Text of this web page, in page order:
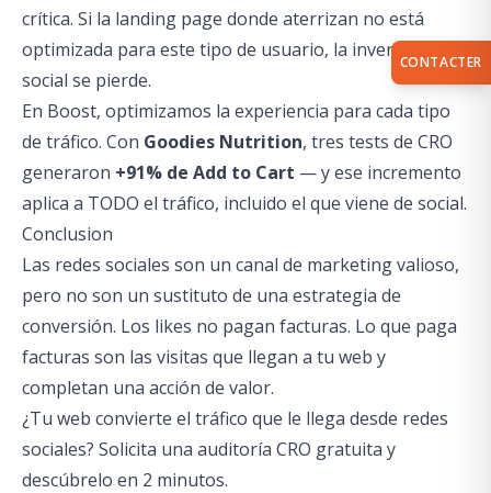
crítica. Si la landing page donde aterrizan no está
optimizada para este tipo de usuario, la inversión en
social se pierde.
En Boost, optimizamos la experiencia para cada tipo
de tráfico. Con Goodies Nutrition, tres tests de CRO
generaron +91% de Add to Cart — y ese incremento
aplica a TODO el tráfico, incluido el que viene de social.
Conclusion
Las redes sociales son un canal de marketing valioso,
pero no son un sustituto de una estrategia de
conversión. Los likes no pagan facturas. Lo que paga
facturas son las visitas que llegan a tu web y
completan una acción de valor.
¿Tu web convierte el tráfico que le llega desde redes
sociales? Solicita una auditoría CRO gratuita y
descúbrelo en 2 minutos.
CONTACTER